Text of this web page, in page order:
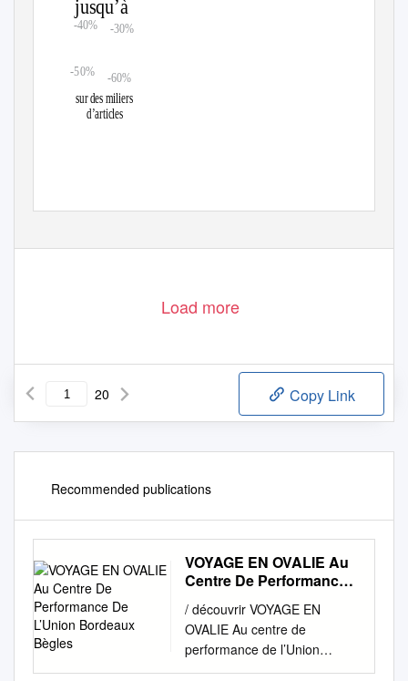
jusqu’à
-40% -30%
-50% -60%
sur des miliers
d’articles
Load more
20 Copy Link
Recommended publications
VOYAGE EN OVALIE Au
Centre De Performance
Bègles
/ découvrir VOYAGE EN
OVALIE Au centre de
performance de l’Union
Bordeaux Bègles Cet été, j’ai